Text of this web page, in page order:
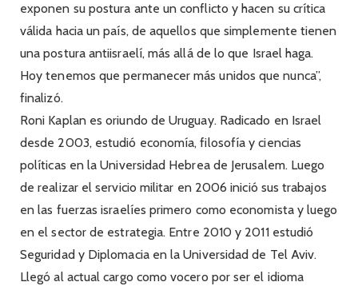
exponen su postura ante un conflicto y hacen su crítica
válida hacia un país, de aquellos que simplemente tienen
una postura antiisraelí, más allá de lo que Israel haga.
Hoy tenemos que permanecer más unidos que nunca”,
finalizó.
Roni Kaplan es oriundo de Uruguay. Radicado en Israel
desde 2003, estudió economía, filosofía y ciencias
políticas en la Universidad Hebrea de Jerusalem. Luego
de realizar el servicio militar en 2006 inició sus trabajos
en las fuerzas israelíes primero como economista y luego
en el sector de estrategia. Entre 2010 y 2011 estudió
Seguridad y Diplomacia en la Universidad de Tel Aviv.
Llegó al actual cargo como vocero por ser el idioma